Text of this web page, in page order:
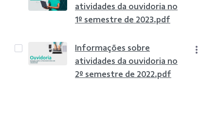
atividades da ouvidoria no
1º semestre de 2023.pdf
Informações sobre
atividades da ouvidoria no
2º semestre de 2022.pdf